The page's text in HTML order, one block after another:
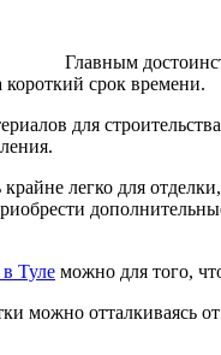
Главным
срок времени.
для
легко для
Туле можно для того,
можно отталкиваясь